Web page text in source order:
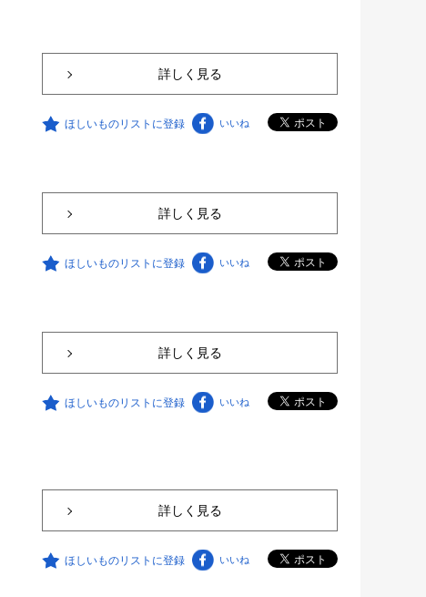
詳しく見る
ほしいものリストに登録 いいね
詳しく見る
ほしいものリストに登録 いいね
詳しく見る
ほしいものリストに登録 いいね
詳しく見る
ほしいものリストに登録 いいね